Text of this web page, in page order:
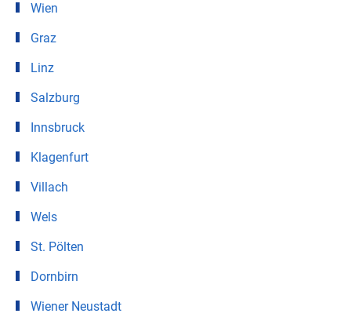
Wien
Graz
Linz
Salzburg
Innsbruck
Klagenfurt
Villach
Wels
St. Pölten
Dornbirn
Wiener Neustadt